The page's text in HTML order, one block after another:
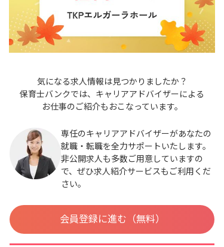
気になる求人情報は見つかりましたか？
保育士バンクでは、キャリアアドバイザーによる
お仕事のご紹介もおこなっています。
専任のキャリアアドバイザーがあなたの
就職・転職を全力サポートいたします。
非公開求人も多数ご用意していますの
で、ぜひ求人紹介サービスもご利用くだ
さい。
会員登録に進む（無料）